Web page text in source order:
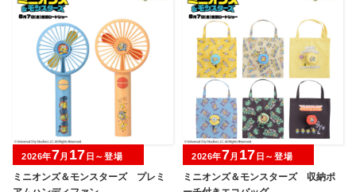
ミニオンズ＆モンスターズ プレミ
2026年7月 17 日～登場
ミニオンズ＆モンスターズ 収納ポ
2026年7月 17 日～登場